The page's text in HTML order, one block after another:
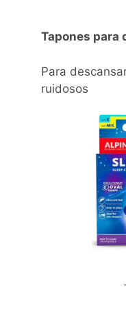
Tapones para
Para
ruidosos